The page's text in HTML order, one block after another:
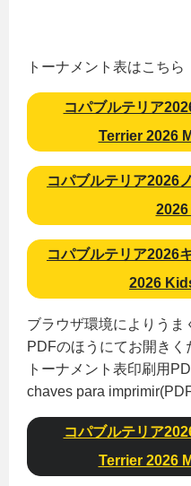
トーナメント表はこち
コパブルテリア
Terrier 2026
コパブルテリア2026
2026
コパブルテリア2026
2026
ブラウザ環境によりう
PDFのほうにてお開きく
トーナメント表印刷用
chaves para
コパブルテリア
Terrier 2026